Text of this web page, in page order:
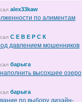
alex33kaw
по алиментам
С Е В Е Р С К
давлением мошенников
барыга
высохшее озеро
барыга
по выбору дизайн-